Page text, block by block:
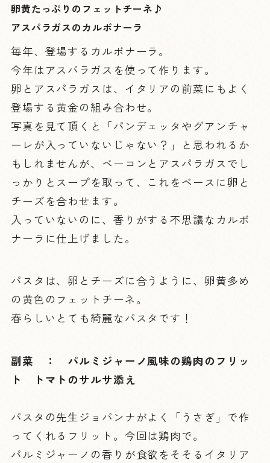
卵黄たっぷりのフェットチーネ♪
アスパラガスのカルボナーラ
毎年、登場するカルボナーラ。
今年はアスパラガスを使って作ります。
卵とアスパラガスは、イタリアの前菜にもよく
登場する黄金の組み合わせ。
写真を見て頂くと「パンデェッタやグアンチャ
ーレが入っていないじゃない？」と思われるか
もしれませんが、ベーコンとアスパラガスでし
っかりとスープを取って、これをベースに卵と
チーズを合わせます。
入っていないのに、香りがする不思議なカルボ
ナーラに仕上げました。
パスタは、卵とチーズに合うように、卵黄多め
の黄色のフェットチーネ。
春らしいとても綺麗なパスタです！
副菜 ： パルミジャーノ風味の鶏肉のフリッ
ト トマトのサルサ添え
パスタの先生ジョバンナがよく「うさぎ」で作
ってくれるフリット。今回は鶏肉で。
パルミジャーノの香りが食欲をそそるイタリア